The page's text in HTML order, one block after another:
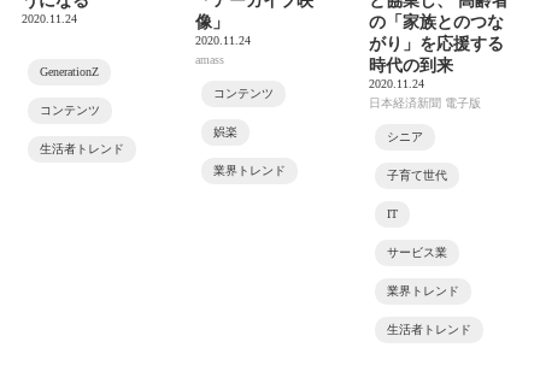
2020.11.24
GenerationZ
コンテンツ
生活者トレンド
像」
2020.11.24
amass
コンテンツ
娯楽
業界トレンド
の「家族とのつな
がり」を応援する
時代の到来
2020.11.24
日本経済新聞 電子版
シニア
子育て世代
IT
サービス業
業界トレンド
生活者トレンド